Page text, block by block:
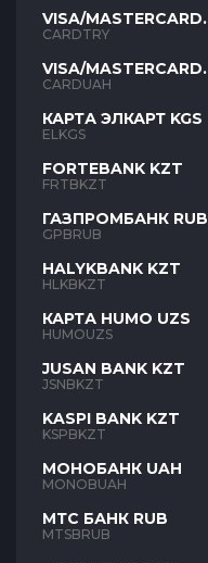
VISA/MASTERCARD
TYR
CARDTRY
VISA/MASTERCARD
UAH
CARDUAH
КАРТА ЭЛКАРТ KGS
ELKGS
FORTEBANK KZT
FRTBKZT
ГАЗПРОМБАНК RUB
GPBRUB
HALYKBANK KZT
HLKBKZT
КАРТА HUMO UZS
HUMOUZS
JUSAN BANK KZT
JSNBKZT
KASPI BANK KZT
KSPBKZT
МОНОБАНК UAH
MONOBUAH
МТС БАНК RUB
MTSBRUB